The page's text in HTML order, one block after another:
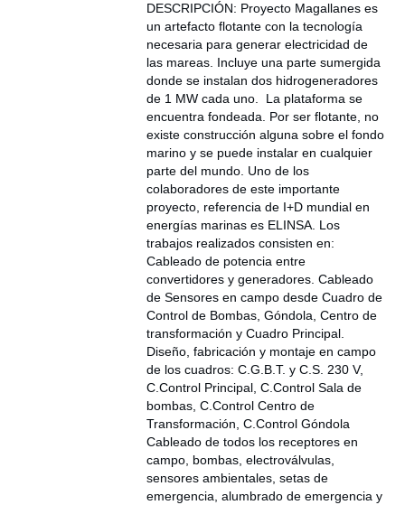
DESCRIPCIÓN: Proyecto Magallanes es
un artefacto flotante con la tecnología
necesaria para generar electricidad de
las mareas. Incluye una parte sumergida
donde se instalan dos hidrogeneradores
de 1 MW cada uno. La plataforma se
encuentra fondeada. Por ser flotante, no
existe construcción alguna sobre el fondo
marino y se puede instalar en cualquier
parte del mundo. Uno de los
colaboradores de este importante
proyecto, referencia de I+D mundial en
energías marinas es ELINSA. Los
trabajos realizados consisten en:
Cableado de potencia entre
convertidores y generadores. Cableado
de Sensores en campo desde Cuadro de
Control de Bombas, Góndola, Centro de
transformación y Cuadro Principal.
Diseño, fabricación y montaje en campo
de los cuadros: C.G.B.T. y C.S. 230 V,
C.Control Principal, C.Control Sala de
bombas, C.Control Centro de
Transformación, C.Control Góndola
Cableado de todos los receptores en
campo, bombas, electroválvulas,
sensores ambientales, setas de
emergencia, alumbrado de emergencia y